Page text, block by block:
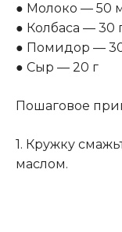
● Молоко — 50
● Колбаса — 30
● Помидор —
● Сыр — 20 г
Пошаговое
1. Кружку
маслом.